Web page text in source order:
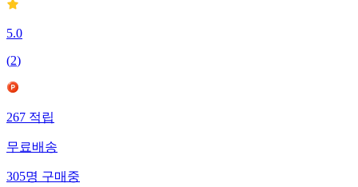
5.0
(2)
267적립
무료배송
305명구매중